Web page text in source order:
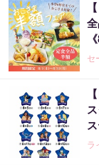
セ
ラ